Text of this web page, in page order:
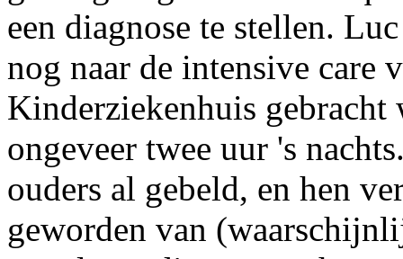
een diagnose te stellen.
nog naar de intensive care
Kinderziekenhuis gebracht
ongeveer twee uur 's
ouders al gebeld, en hen
geworden van